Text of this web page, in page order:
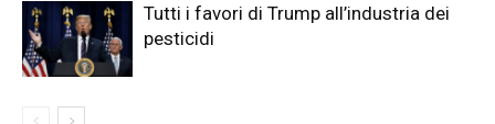
Tutti i favori di Trump all’industria dei
pesticidi